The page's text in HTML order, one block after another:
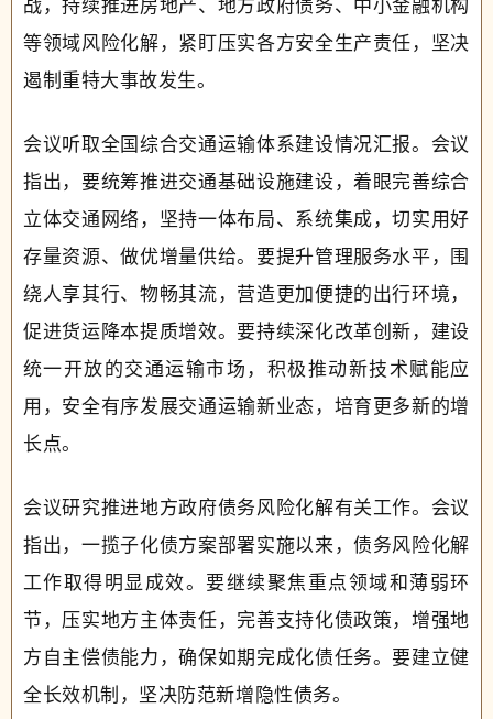
等领域风险化解，紧盯压实各方安全生产责任，坚决
遏制重特大事故发生。
会议听取全国综合交通运输体系建设情况汇报。会议
指出，要统筹推进交通基础设施建设，着眼完善综合
立体交通网络，坚持一体布局、系统集成，切实用好
存量资源、做优增量供给。要提升管理服务水平，围
绕人享其行、物畅其流，营造更加便捷的出行环境，
促进货运降本提质增效。要持续深化改革创新，建设
统一开放的交通运输市场，积极推动新技术赋能应
用，安全有序发展交通运输新业态，培育更多新的增
长点。
会议研究推进地方政府债务风险化解有关工作。会议
指出，一揽子化债方案部署实施以来，债务风险化解
工作取得明显成效。要继续聚焦重点领域和薄弱环
节，压实地方主体责任，完善支持化债政策，增强地
方自主偿债能力，确保如期完成化债任务。要建立健
全长效机制，坚决防范新增隐性债务。